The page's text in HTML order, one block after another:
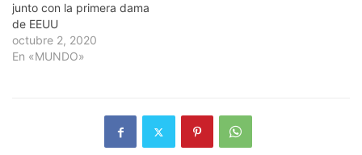
junto con la primera dama
de EEUU
octubre 2, 2020
En «MUNDO»